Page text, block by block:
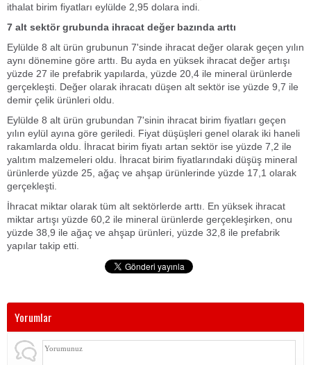
ithalat birim fiyatları eylülde 2,95 dolara indi.
7 alt sektör grubunda ihracat değer bazında arttı
Eylülde 8 alt ürün grubunun 7'sinde ihracat değer olarak geçen yılın
aynı dönemine göre arttı. Bu ayda en yüksek ihracat değer artışı
yüzde 27 ile prefabrik yapılarda, yüzde 20,4 ile mineral ürünlerde
gerçekleşti. Değer olarak ihracatı düşen alt sektör ise yüzde 9,7 ile
demir çelik ürünleri oldu.
Eylülde 8 alt ürün grubundan 7'sinin ihracat birim fiyatları geçen
yılın eylül ayına göre geriledi. Fiyat düşüşleri genel olarak iki haneli
rakamlarda oldu. İhracat birim fiyatı artan sektör ise yüzde 7,2 ile
yalıtım malzemeleri oldu. İhracat birim fiyatlarındaki düşüş mineral
ürünlerde yüzde 25, ağaç ve ahşap ürünlerinde yüzde 17,1 olarak
gerçekleşti.
İhracat miktar olarak tüm alt sektörlerde arttı. En yüksek ihracat
miktar artışı yüzde 60,2 ile mineral ürünlerde gerçekleşirken, onu
yüzde 38,9 ile ağaç ve ahşap ürünleri, yüzde 32,8 ile prefabrik
yapılar takip etti.
Yorumlar